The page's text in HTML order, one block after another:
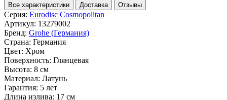
Все характеристики Доставка Отзывы
Серия: Eurodisc Cosmopolitan
Артикул: 13279002
Бренд: Grohe (Германия)
Страна: Германия
Цвет: Хром
Поверхность: Глянцевая
Высота: 8 см
Материал: Латунь
Гарантия: 5 лет
Длина излива: 17 см